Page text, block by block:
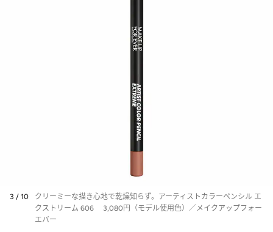
3 / 10
クリーミーな描き心地で乾燥知らず。アーティストカラーペンシル エ
クストリーム 606 3,080円（モデル使用色）／メイクアップフォー
エバー